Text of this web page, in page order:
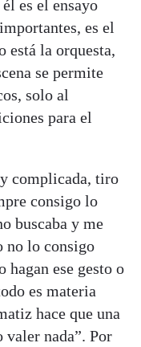
es el ensayo
es el
está la orquesta,
se permite
solo al
para el
complicada, tiro
consigo lo
buscaba y me
no lo consigo
hagan ese gesto o
es materia
hace que una
nada”. Por